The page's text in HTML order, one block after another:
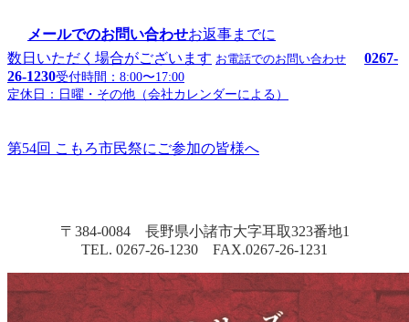
メールでのお問い合わせお返事までに
数日いただく場合がございます お電話でのお問い合わせ
0267-
26-1230受付時間：8:00〜17:00
定休日：日曜・その他（会社カレンダーによる）
第54回 こもろ市民祭にご参加の皆様へ
〒384-0084 長野県小諸市大字耳取323番地1
TEL. 0267-26-1230 FAX.0267-26-1231